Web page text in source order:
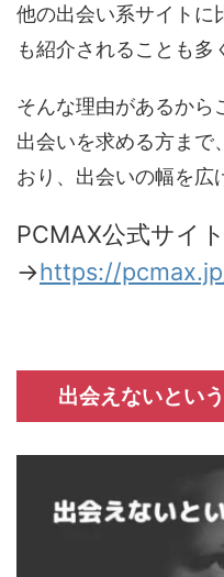
他の出会い系サイトに
も紹介されることも多
そんな理由があるから
出会いを求める方まで
おり、出会いの幅を広
PCMAX公式サイト
→https://
出会えないとい